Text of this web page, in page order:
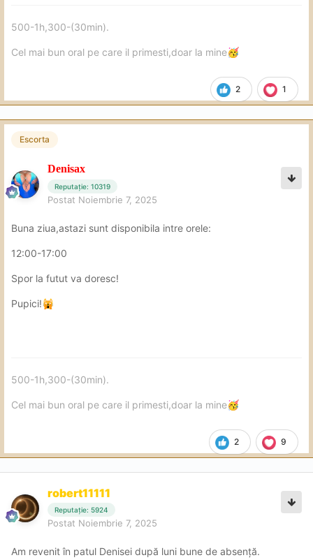
2 1
500-1h,300-(30min).
Cel mai bun oral pe care il primesti,doar la mine🥳
Escorta
Denisax
Reputație: 10319
Postat Noiembrie 7, 2025
Buna ziua,astazi sunt disponibila intre orele:
12:00-17:00
Spor la futut va doresc!
Pupici!🙀
2 9
500-1h,300-(30min).
Cel mai bun oral pe care il primesti,doar la mine🥳
robert11111
Reputație: 5924
Postat Noiembrie 7, 2025
Am revenit în patul Denisei după luni bune de absență.